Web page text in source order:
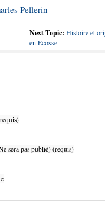
Pellerin
Next Topic: Histoire et
en Ecosse
sera pas publié) (requis)